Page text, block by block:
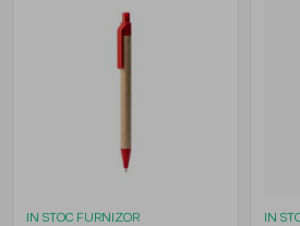
IN STOC FURNIZOR IN